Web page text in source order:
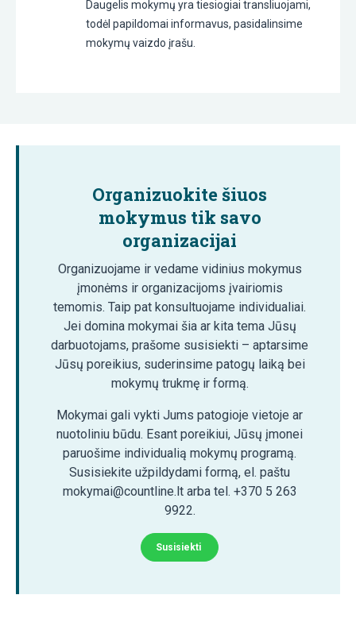
Daugelis mokymų yra tiesiogiai transliuojami,
todėl papildomai informavus, pasidalinsime
mokymų vaizdo įrašu.
Organizuokite šiuos
mokymus tik savo
organizacijai
Organizuojame ir vedame vidinius mokymus
įmonėms ir organizacijoms įvairiomis
temomis. Taip pat konsultuojame individualiai.
Jei domina mokymai šia ar kita tema Jūsų
darbuotojams, prašome susisiekti – aptarsime
Jūsų poreikius, suderinsime patogų laiką bei
mokymų trukmę ir formą.
Mokymai gali vykti Jums patogioje vietoje ar
nuotoliniu būdu. Esant poreikiui, Jūsų įmonei
paruošime individualią mokymų programą.
Susisiekite užpildydami formą, el. paštu
mokymai@countline.lt arba tel. +370 5 263
9922.
Susisiekti